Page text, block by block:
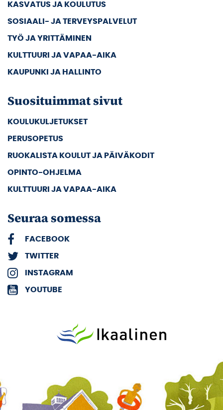
KASVATUS JA KOULUTUS
SOSIAALI- JA TERVEYSPALVELUT
TYÖ JA YRITTÄMINEN
KULTTUURI JA VAPAA-AIKA
KAUPUNKI JA HALLINTO
Suosituimmat sivut
KOULUKULJETUKSET
PERUSOPETUS
RUOKALISTA KOULUT JA PÄIVÄKODIT
OPINTO-OHJELMA
KULTTUURI JA VAPAA-AIKA
Seuraa somessa
FACEBOOK
TWITTER
INSTAGRAM
YOUTUBE